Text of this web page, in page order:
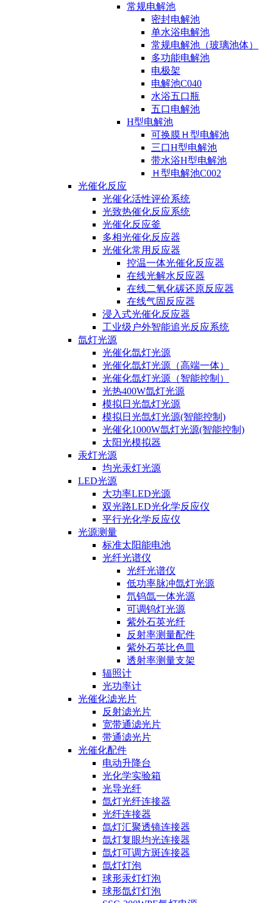
常规电解池
密封电解池
单水浴电解池
常规电解池（玻璃池体）
多功能电解池
电极架
电解池C040
水浴五口瓶
五口电解池
H型电解池
可换膜Ｈ型电解池
三口H型电解池
带水浴H型电解池
Ｈ型电解池C002
光催化反应
光催化活性评价系统
光致热催化反应系统
光催化反应釜
多相光催化反应器
光催化常用反应器
控温一体光催化反应器
在线光解水反应器
在线二氧化碳还原反应器
在线气固反应器
浸入式光催化反应器
工业级户外智能追光反应系统
氙灯光源
光催化氙灯光源
光催化氙灯光源（高端一体）
光催化氙灯光源（智能控制）
光热400W氙灯光源
模拟日光氙灯光源
模拟日光氙灯光源(智能控制)
光催化1000W氙灯光源(智能控制)
太阳光模拟器
汞灯光源
均光汞灯光源
LED光源
大功率LED光源
双光路LED光化学反应仪
平行光化学反应仪
光源测量
标准太阳能电池
光纤光谱仪
光纤光谱仪
低功率脉冲氙灯光源
氘钨氙一体光源
可调钨灯光源
紫外石英光纤
反射率测量配件
紫外石英比色皿
透射率测量支架
辐照计
光功率计
光催化滤光片
反射滤光片
宽带通滤光片
带通滤光片
光催化配件
电动升降台
光化学实验箱
光导光纤
氙灯光纤连接器
光纤连接器
氙灯汇聚透镜连接器
氙灯复眼均光连接器
氙灯可调方斑连接器
氙灯灯泡
球形汞灯灯泡
球形氙灯灯泡